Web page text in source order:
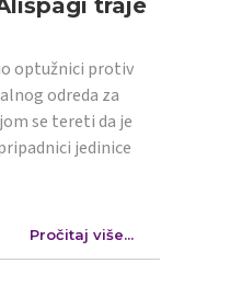
optužnici protiv
odreda za
se tereti da je
jedinice
Pročitaj više...